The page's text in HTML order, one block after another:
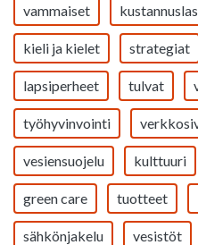
vammaiset
kieli ja kielet strategiat
lapsiperheet tulvat
työhyvinvointi
vesiensuojelu kulttuuri
green care tuotteet
sähkönjakelu vesistöt